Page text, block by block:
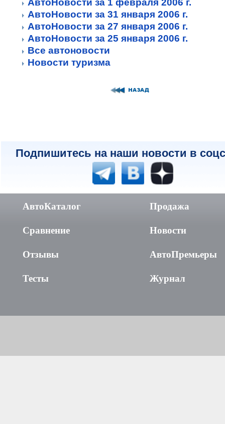
АвтоНовости за 1 февраля 2006 г.
АвтоНовости за 31 января 2006 г.
АвтоНовости за 27 января 2006 г.
АвтоНовости за 25 января 2006 г.
Все автоновости
Новости туризма
Подпишитесь на наши новости в
АвтоКаталог
Сравнение
Отзывы
Тесты
Продажа
Новости
АвтоПремьеры
Журнал